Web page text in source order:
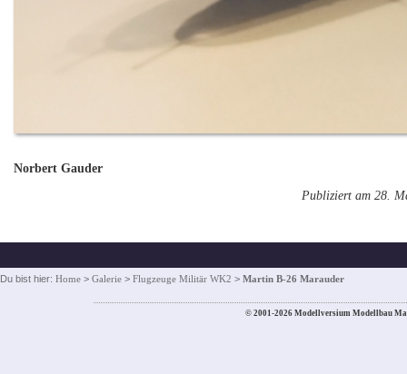
Norbert Gauder
Publiziert am 28.
Du bist hier: Home > Galerie > Flugzeuge Militär WK2 > Martin B-26 Marauder
© 2001-2026 Modellversium Modellbau